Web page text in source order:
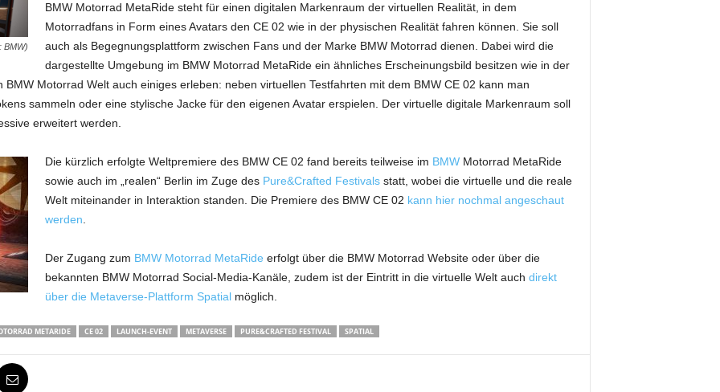
BMW)
BMW Motorrad MetaRide steht für einen digitalen Markenraum der virtuellen Realität, in dem
Motorradfans in Form eines Avatars den CE 02 wie in der physischen Realität fahren können. Sie soll
auch als Begegnungsplattform zwischen Fans und der Marke BMW Motorrad dienen. Dabei wird die
dargestellte Umgebung im BMW Motorrad MetaRide ein ähnliches Erscheinungsbild besitzen wie in der
Motorrad Welt auch einiges erleben: neben virtuellen Testfahrten mit dem BMW CE 02 kann man
sammeln oder eine stylische Jacke für den eigenen Avatar erspielen. Der virtuelle digitale Markenraum soll
erweitert werden.
Die kürzlich erfolgte Weltpremiere des BMW CE 02 fand bereits teilweise im BMWMotorrad MetaRide
sowie auch im „realen“ Berlin im Zuge des Pure&Crafted Festivalsstatt, wobei die virtuelle und die reale
Welt miteinander in Interaktion standen. Die Premiere des BMW CE 02 kann hier nochmal angeschaut
werden
Der Zugang zum BMW Motorrad MetaRide erfolgt über die BMW Motorrad Website oder über die
bekannten BMW Motorrad Social-Media-Kanäle, zudem ist der Eintritt in die virtuelle Welt auch direkt
über die Metaverse-Plattform Spatialmöglich.
METARIDE CE 02 LAUNCH-EVENT METAVERSE PURE&CRAFTED FESTIVAL SPATIAL